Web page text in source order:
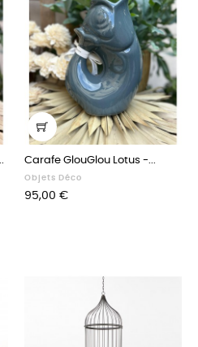
Carafe GlouGlou Lotus -...
Objets Déco
Prix
95,00 €